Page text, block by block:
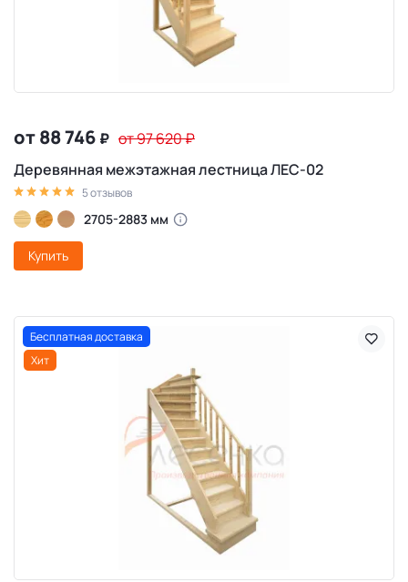
от 88 746 ₽ от 97 620₽
Деревянная межэтажная лестница ЛЕС-02
5 отзывов
2705-2883 мм
Купить
Бесплатная доставка
Хит